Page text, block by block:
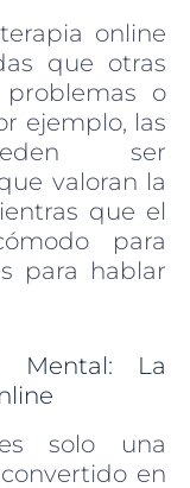
online
que otras
o
ejemplo, las
ser
valoran la
que el
para
para hablar
La
solo una
en